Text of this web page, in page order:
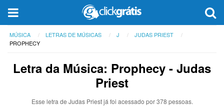
MÚSICA LETRAS DE MÚSICAS J
JUDAS PRIEST
PROPHECY
Letra da Música: Prophecy - Judas
Priest
Esse letra de Judas Priest já foi acessado por 378 pessoas.